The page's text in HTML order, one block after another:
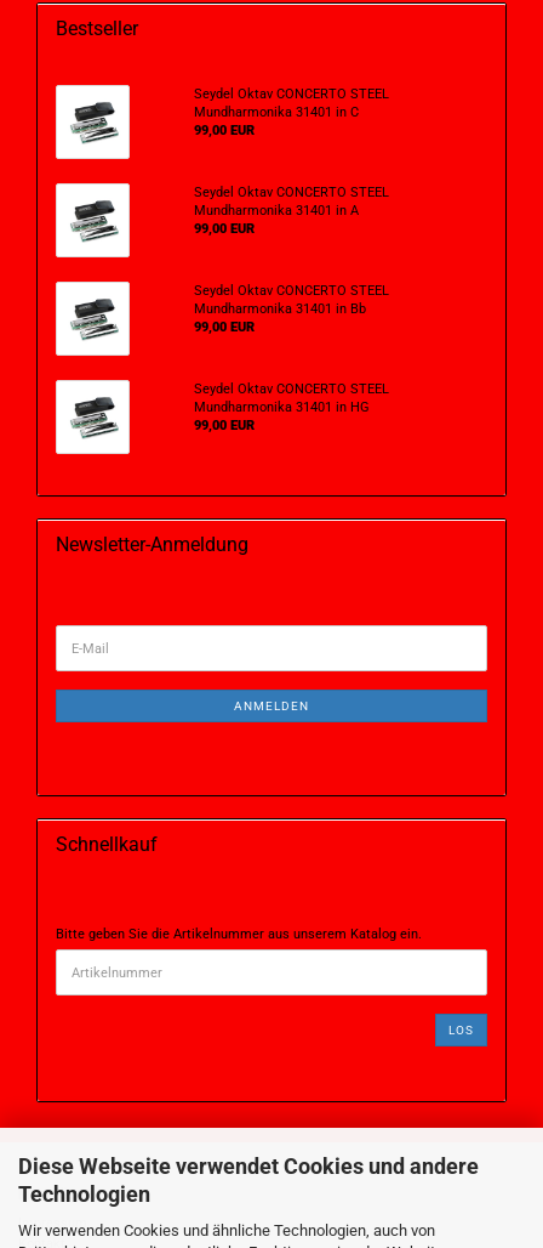
Diese Webseite verwendet Cookies und andere
Technologien
Wir verwenden Cookies und ähnliche Technologien, auch von
Bestseller
Seydel Oktav CONCERTO STEEL
Mundharmonika 31401 in C
99,00 EUR
Seydel Oktav CONCERTO STEEL
Mundharmonika 31401 in A
99,00 EUR
Seydel Oktav CONCERTO STEEL
Mundharmonika 31401 in Bb
99,00 EUR
Seydel Oktav CONCERTO STEEL
Mundharmonika 31401 in HG
99,00 EUR
Newsletter-Anmeldung
ANMELDEN
Schnellkauf
Bitte geben Sie die Artikelnummer aus unserem Katalog ein.
LOS
MEHR ÜBER...
Impressum
Kontakt